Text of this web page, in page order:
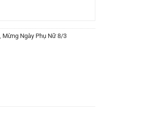
Mừng Ngày Phụ Nữ 8/3